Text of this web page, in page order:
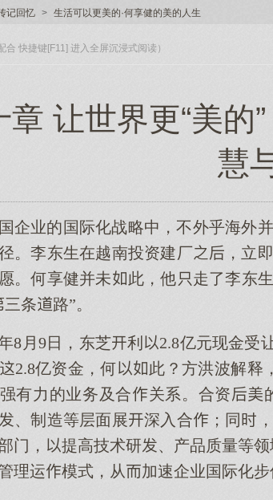
记回忆 > 生活可以更美的·何享健的美的人生
合 快捷键[F11] 进入全屏沉浸式阅读）
章 让世界更“美的
慧
企业的国际化战略中，不外乎海外
。李东生在越南投资建厂，立
。何享健并未此，他走了李
条路”。
年8月9日，东芝利2.8亿元现金
2.8亿资金，何此？方洪波解
有力的业务及合关系。合资
、制造等层面展深入合；同
门，提高技术研、产品质量等
理运模式，从加速企业国际化步